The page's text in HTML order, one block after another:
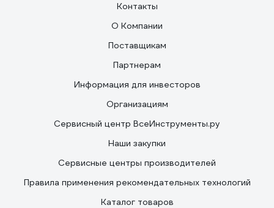
Контакты
О Компании
Поставщикам
Партнерам
Информация для инвесторов
Организациям
Сервисный центр ВсеИнструменты.ру
Наши закупки
Сервисные центры производителей
Правила применения рекомендательных технологий
Каталог товаров